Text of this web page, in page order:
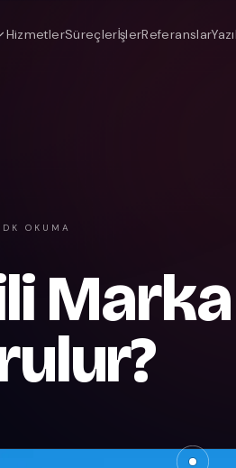
HizmetlerSüreçlerİşlerReferanslar
OKUMA
Marka